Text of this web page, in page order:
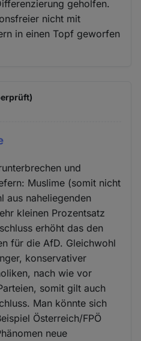
geholfen.
nicht mit
in einen Topf geworfen
und
Muslime (somit nicht
aus naheliegenden
kleinen Prozentsatz
erhöht das den
für die AfD. Gleichwohl
konservativer
nach wie vor
somit gilt auch
Man könnte sich
Österreich/FPÖ
neue